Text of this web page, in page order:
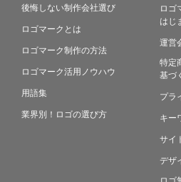
後悔しない制作会社選び
ロゴマークとは
ロゴマーク制作の方法
ロゴマーク活用ノウハウ
用語集
業界別！ロゴの選び方
ロゴ
はじ
運営
特定
基づ
プラ
キー
サイ
デザ
ロゴ